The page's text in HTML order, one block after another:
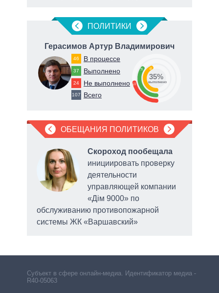
ПОЛИТИКИ
Герасимов Артур Владимирович
46 В процессе
37 Выполнено
24 Не выполнено
107 Всего
22
35 43
35%
выполнено
ОБЕЩАНИЯ ПОЛИТИКОВ
Скороход пообещала
инициировать проверку
деятельности
управляющей компании
«Дім 9000» по
обслуживанию противопожарной
системы ЖК «Варшавский»
Субъект в сфере онлайн-медиа. Идентификатор медиа –
R40-05063